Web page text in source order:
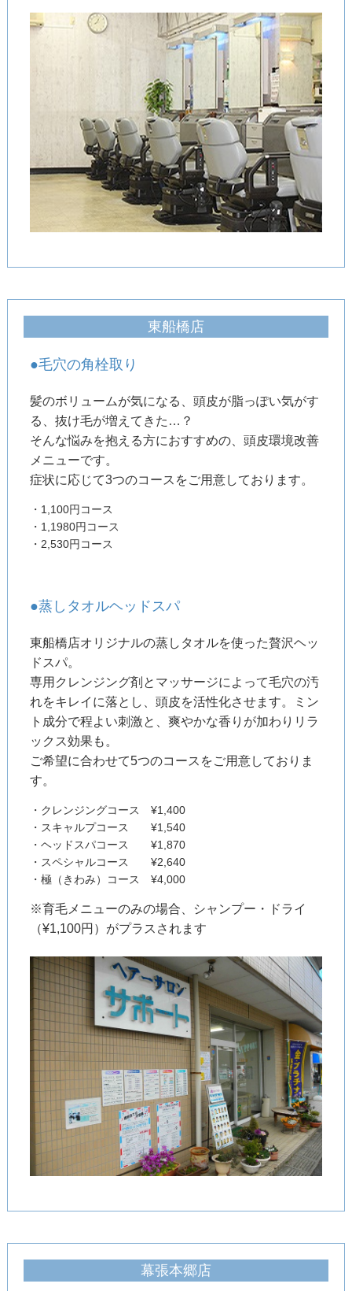
東船橋店
●毛穴の角栓取り
髪のボリュームが気になる、頭皮が脂っぽい気がす
る、抜け毛が増えてきた…？
そんな悩みを抱える方におすすめの、頭皮環境改善
メニューです。
症状に応じて3つのコースをご用意しております。
・1,100円コース
・1,1980円コース
・2,530円コース
●蒸しタオルヘッドスパ
東船橋店オリジナルの蒸しタオルを使った贅沢ヘッ
ドスパ。
専用クレンジング剤とマッサージによって毛穴の汚
れをキレイに落とし、頭皮を活性化させます。ミン
ト成分で程よい刺激と、爽やかな香りが加わりリラ
ックス効果も。
ご希望に合わせて5つのコースをご用意しておりま
す。
・クレンジングコース ¥1,400
・スキャルプコース ¥1,540
・ヘッドスパコース ¥1,870
・スペシャルコース ¥2,640
・極（きわみ）コース ¥4,000
※育毛メニューのみの場合、シャンプー・ドライ
（¥1,100円）がプラスされます
幕張本郷店